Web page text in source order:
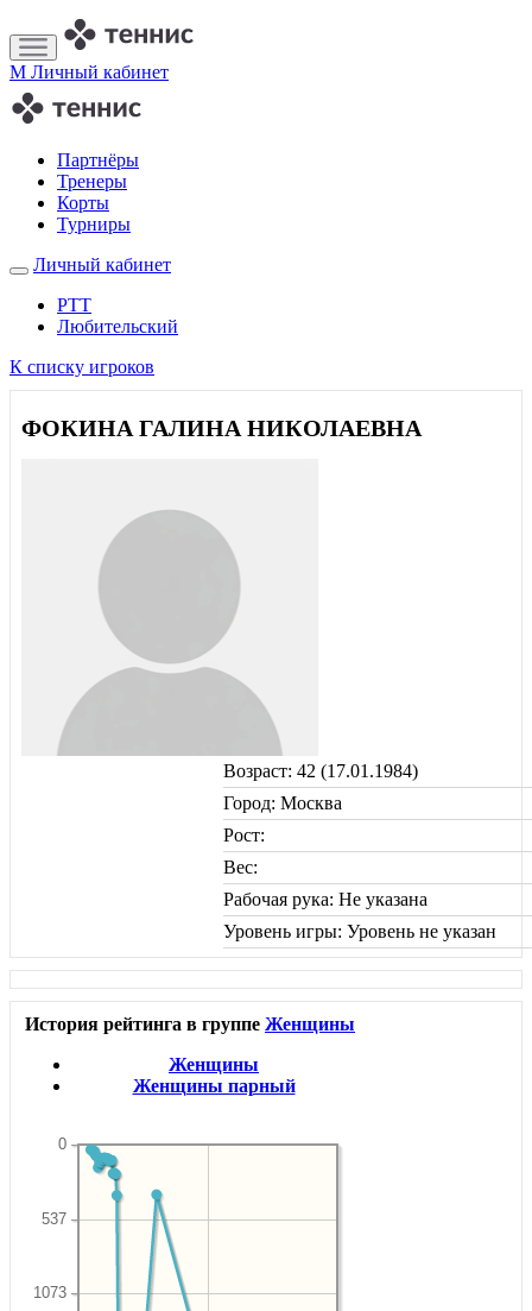
M Личный кабинет
Партнёры
Тренеры
Корты
Турниры
Личный кабинет
РТТ
Любительский
К списку игроков
ФОКИНА ГАЛИНА НИКОЛАЕВНА
Возраст: 42 (17.01.1984)
Город: Москва
Рост:
Вес:
Рабочая рука: Не указана
Уровень игры: Уровень не указан
История рейтинга в группе Женщины
Женщины
Женщины парный
1073
537
0